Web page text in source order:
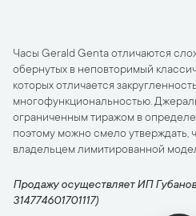
Часы Gerald Genta отличаются
обернутых в неповторимый
которых отличается
многофункциональностью.
ограниченным тиражом в
поэтому можно смело утверждать,
владельцем лимитированной
Продажу осуществляет ИП
314774601701117)